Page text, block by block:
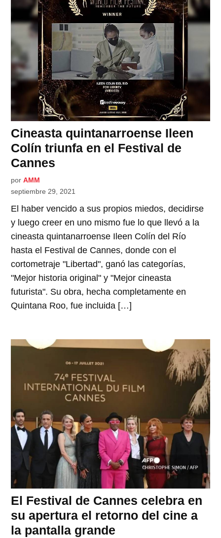
Cineasta quintanarroense Ileen
Colín triunfa en el Festival de
Cannes
por AMM
septiembre 29, 2021
El haber vencido a sus propios miedos, decidirse
y luego creer en uno mismo fue lo que llevó a la
cineasta quintanarroense Ileen Colín del Río
hasta el Festival de Cannes, donde con el
cortometraje "Libertad", ganó las categorías,
"Mejor historia original" y "Mejor cineasta
futurista". Su obra, hecha completamente en
Quintana Roo, fue incluida […]
El Festival de Cannes celebra en
su apertura el retorno del cine a
la pantalla grande